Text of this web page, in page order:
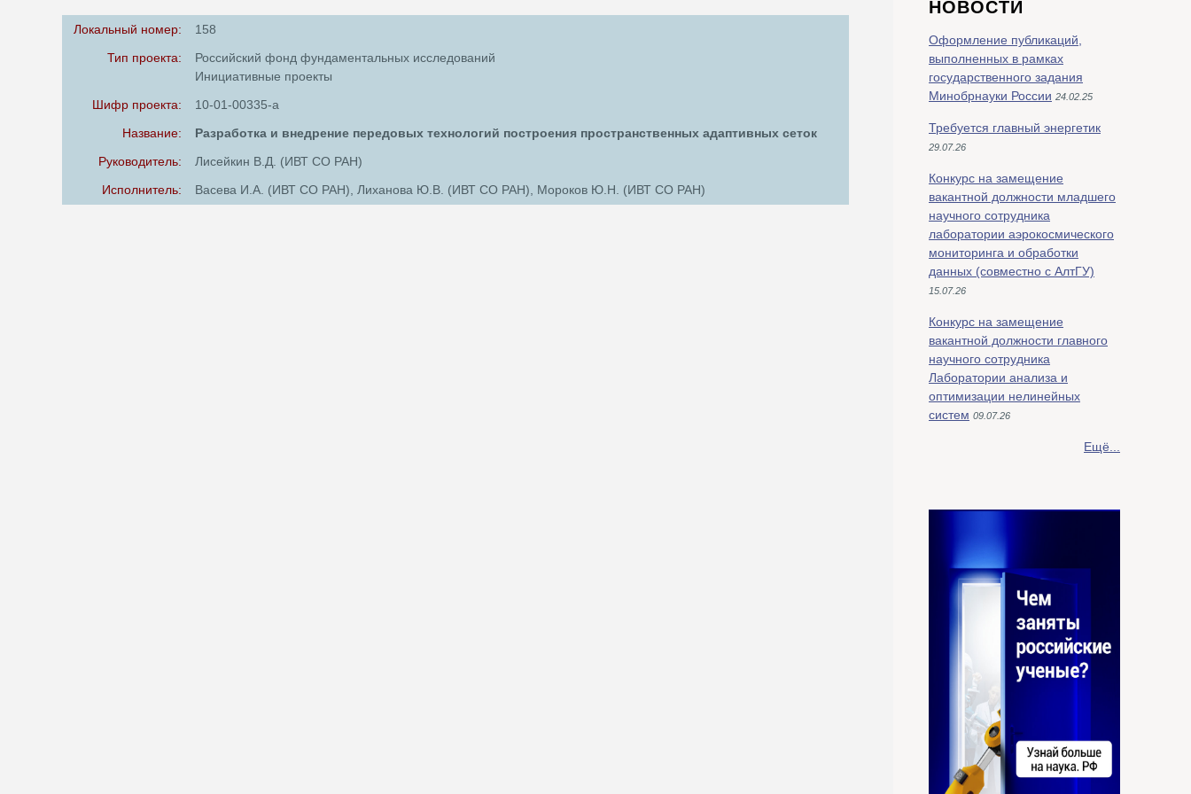
Локальный номер:
158
Тип проекта:
Российский фонд фундаментальных исследований
Инициативные проекты
Шифр проекта:
10-01-00335-а
Название:
Разработка и внедрение передовых технологий построения пространственных адаптивных сеток
Руководитель:
Лисейкин В.Д. (ИВТ СО РАН)
Исполнитель:
Васева И.А. (ИВТ СО РАН), Лиханова Ю.В. (ИВТ СО РАН), Мороков Ю.Н. (ИВТ СО РАН)
НОВОСТИ
Оформление публикаций,
выполненных в рамках
государственного задания
Минобрнауки России 24.02.25
Требуется главный энергетик
29.07.26
Конкурс на замещение
вакантной должности младшего
научного сотрудника
лаборатории аэрокосмического
мониторинга и обработки
данных (совместно с АлтГУ)
15.07.26
Конкурс на замещение
вакантной должности главного
научного сотрудника
Лаборатории анализа и
оптимизации нелинейных
систем 09.07.26
Ещё...